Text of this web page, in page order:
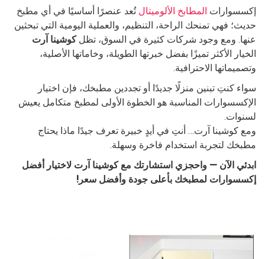
إكسسوارات المطابخ الألوميتال تُعد عنصرًا أساسيًا في أي مطبخ
حديث؛ فهي تمنحك الراحة، التنظيم، والعملية اليومية التي تبحثين
عنها. ومع وجود شركات كثيرة في السوق، تظلكوشينا آرت
الخيار الأكثر تميزًا بفضل خبرتها الطويلة، وخاماتها الأصلية،
وتصميماتها الاحترافية.
سواء كنتِ تبنين منزلًا جديدًا أو تجددين مطبخك، فإن اختيار
الإكسسوارات المناسبة هو الخطوة الأولى لمطبخ متكامل يعيش
لسنوات.
ومع كوشينا آرت… أنتِ في أيدٍ خبيرة تعرف جيدًا ماذا يحتاج
مطبخك لتجربة استخدام فاخرة وسهلة.
ابدئي الآن — واحجزي استشارتك مع كوشينا آرت لاختيار أفضل
إكسسوارات لمطبخك بأعلى جودة وأفضل سعر!